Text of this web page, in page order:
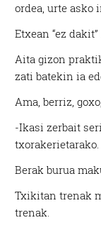
ordea, urte asko
Etxean “ez
Aita gizon
zati batekin ia
Ama, berriz,
-Ikasi zerbait
txorakerietarako.
Berak burua
Txikitan trenak
trenak.